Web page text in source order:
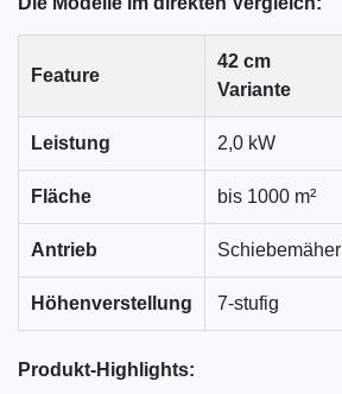
Feature
42 cm
Variante
Leistung 2,0 kW
Fläche bis 1000 m²
Antrieb Schiebemäher
Höhenverstellung 7-stufig
Produkt-Highlights: